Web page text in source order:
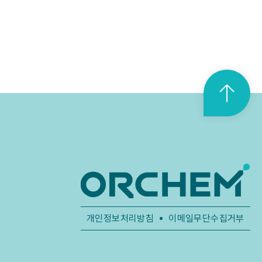
맨
위
로
기
개인정보처리방침 이메일무단수집거부